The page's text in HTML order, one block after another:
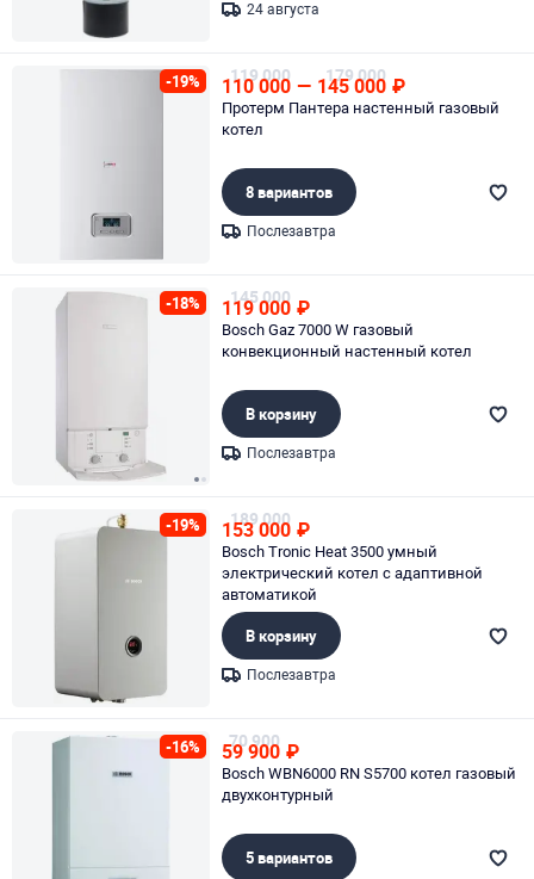
24 августа
-19% 119 000
110 000 — 179 000
145 000 ₽
Протерм Пантера настенный газовый
котел
8 вариантов
Послезавтра
-18% 145 000
119 000 ₽
Bosch Gaz 7000 W газовый
конвекционный настенный котел
В корзину
Послезавтра
-19% 189 000
153 000 ₽
Bosch Tronic Heat 3500 умный
электрический котел с адаптивной
автоматикой
В корзину
Послезавтра
-16% 70 900
59 900 ₽
Bosch WBN6000 RN S5700 котел газовый
двухконтурный
5 вариантов